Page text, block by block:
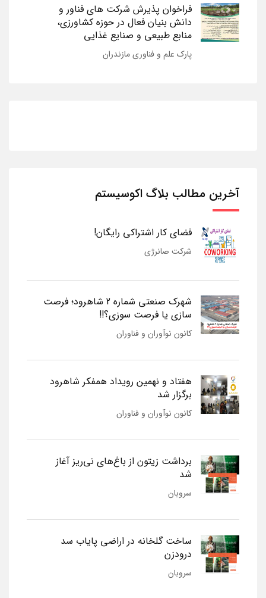
فراخوان پذیرش شرکت های فناور و
دانش بنیان فعال در حوزه کشاورزی،
منابع طبیعی و صنایع غذایی
پارک علم و فناوری مازندران
آخرین مطالب بلاگ اکوسیستم
فضای کار اشتراکی رایگان!
شرکت صانرژی
شهرک صنعتی شماره 2 شاهرود؛ فرصت
سازی یا فرصت سوزی؟!!
کانون نوآوران و فناوران
هفتاد و نهمین رویداد همفکر شاهرود
برگزار شد
کانون نوآوران و فناوران
برداشت زیتون از باغ‌های نی‌ریز آغاز
شد
سروبان
ساخت گلخانه در اراضی پایاب سد
درودزن
سروبان